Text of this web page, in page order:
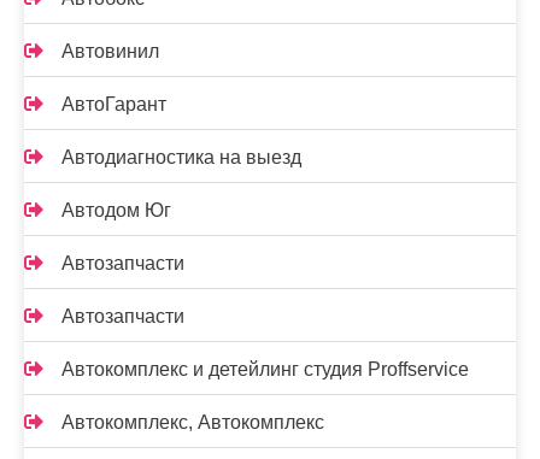
Автовинил
АвтоГарант
Автодиагностика на выезд
Автодом Юг
Автозапчасти
Автозапчасти
Автокомплекс и детейлинг студия Proffservice
Автокомплекс, Автокомплекс